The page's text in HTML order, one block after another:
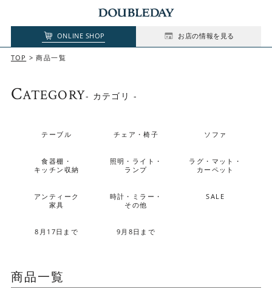
ONLINE SHOP お店の情報を見る
TOP 商品一覧
CATEGORY- カテゴリ -
テーブル チェア・椅子 ソファ
食器棚・
キッチン収納
照明・ライト・
ランプ
ラグ・マット・
カーペット
アンティーク
家具
時計・ミラー・
その他
SALE
8月17日まで 9月8日まで
商品一覧